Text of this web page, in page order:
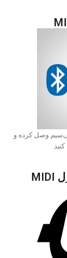
وصل کرده و